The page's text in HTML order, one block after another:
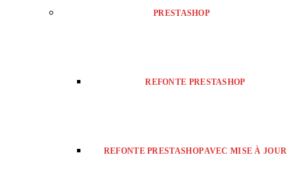
PRESTASHOP
REFONTE PRESTASHOP
REFONTE PRESTASHOP AVEC MISE À JOUR